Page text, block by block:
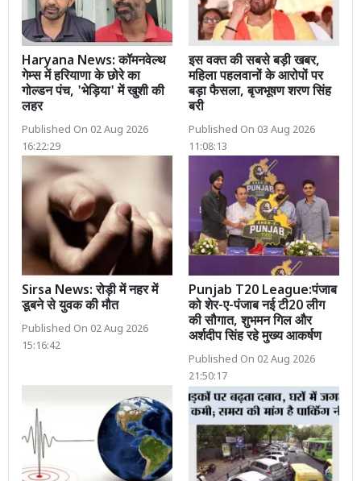
Haryana News: कॉमनवेल्थ
गेम्स में हरियाणा के छोरे का
गोल्डन पंच, 'भेड़िया' में खुशी की
लहर
Published On 02 Aug 2026
16:22:29
इस वक्त की सबसे बड़ी खबर,
महिला पहलवानों के आरोपों पर
बड़ा फैसला, बृजभूषण शरण सिंह
बरी
Published On 03 Aug 2026
11:08:13
Sirsa News: रोड़ी में नहर में
डूबने से युवक की मौत
Published On 02 Aug 2026
15:16:42
Punjab T20 League:पंजाब
को शेर-ए-पंजाब नई टी20 लीग
की सौगात, शुभमन गिल और
अर्शदीप सिंह रहे मुख्य आकर्षण
Published On 02 Aug 2026
21:50:17